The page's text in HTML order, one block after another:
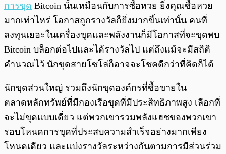
การขุด Bitcoin นั้นเหมือนกับการซื้อหวย ยิ่งคุณซื้อหวย
มากเท่าไหร่ โอกาสถูกรางวัลก็ยิ่งมากขึ้นเท่านั้น คนที่
ลงทุนเยอะในเครื่องขุดและพลังงานก็มีโอกาสที่จะขุดพบ
Bitcoin บล็อกต่อไปและได้รางวัลไป แต่ถึงแม้จะมีสถิติ
คำนวณไว้ นักขุดสายโซโล่ก็อาจจะโชคดีกว่าที่คิดก็ได้
นักขุดส่วนใหญ่ รวมถึงนักขุดองค์กรที่ซื้อขายใน
ตลาดหลักทรัพย์ที่มีกองเรือขุดที่มีประสิทธิภาพสูง เลือกที่
จะไม่ขุดแบบเดี่ยว แต่พวกเขารวมพลังแฮชของพวกเขา
รอบโหนดการขุดที่ประสบความสำเร็จอย่างมากเพียง
โหนดเดียว และแบ่งรางวัลระหว่างกันตามการมีส่วนร่วม